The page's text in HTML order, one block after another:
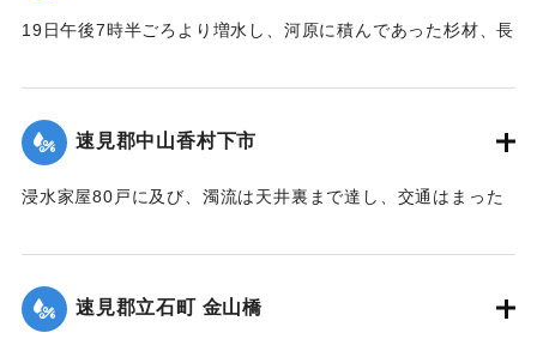
｜固有コード:00275029
19日午後7時半ごろより増水し、河原に積んであった杉材、長
し、その付近の田畑およそ1町歩荒廃、下段（下旦か）道路4
間崩壊、恵良川の土橋2個が流失した。
【出典：大分新聞 大正12年6月21日 朝刊4面】
速見郡中山香村下市
浸水家屋80戸に及び、濁流は天井裏まで達し、交通はまった
防組は早くより出動警戒をなし一般避難民へ昼食の炊き出し
を行った。
【出典：大分新聞 大正12年6月22日 朝刊4面】
速見郡立石町 金山橋